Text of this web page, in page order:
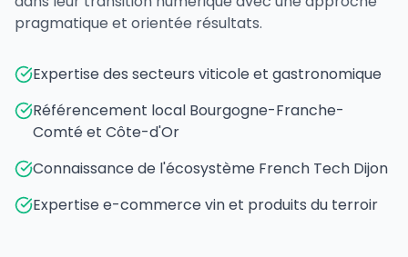
pragmatique et orientée résultats.
Expertise des secteurs viticole et gastronomique
Référencement local Bourgogne-Franche-
Comté et Côte-d'Or
Connaissance de l'écosystème French Tech Dijon
Expertise e-commerce vin et produits du terroir